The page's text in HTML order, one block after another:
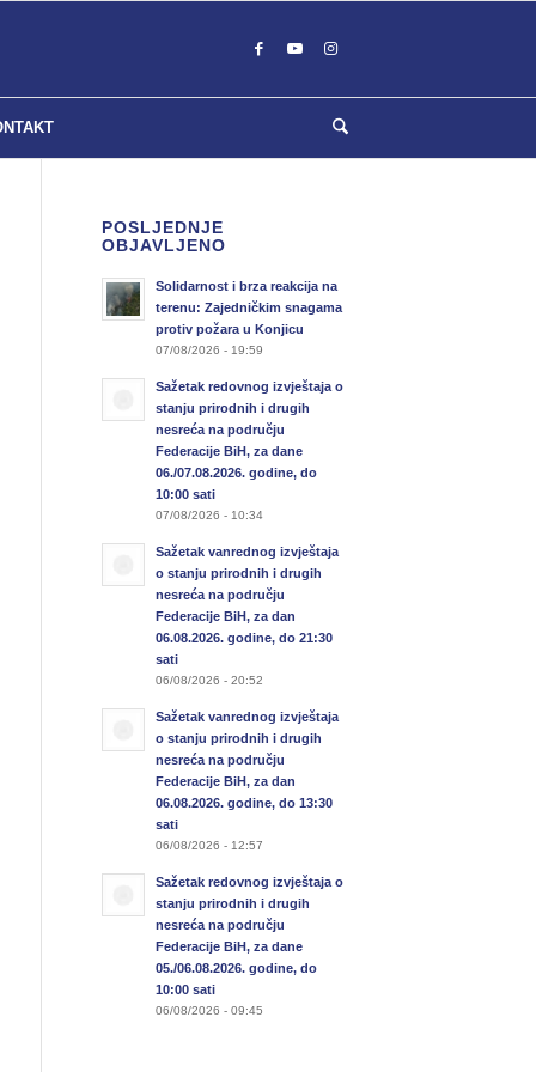
POSLJEDNJE
OBJAVLJENO
Solidarnost i brza reakcija na
terenu: Zajedničkim snagama
protiv požara u Konjicu
07/08/2026 - 19:59
Sažetak redovnog izvještaja o
stanju prirodnih i drugih
nesreća na području
Federacije BiH, za dane
06./07.08.2026. godine, do
10:00 sati
07/08/2026 - 10:34
Sažetak vanrednog izvještaja
o stanju prirodnih i drugih
nesreća na području
Federacije BiH, za dan
06.08.2026. godine, do 21:30
sati
06/08/2026 - 20:52
Sažetak vanrednog izvještaja
o stanju prirodnih i drugih
nesreća na području
Federacije BiH, za dan
06.08.2026. godine, do 13:30
sati
06/08/2026 - 12:57
Sažetak redovnog izvještaja o
stanju prirodnih i drugih
nesreća na području
Federacije BiH, za dane
05./06.08.2026. godine, do
10:00 sati
06/08/2026 - 09:45